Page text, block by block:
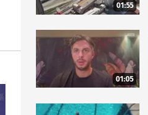
01:55
01:05